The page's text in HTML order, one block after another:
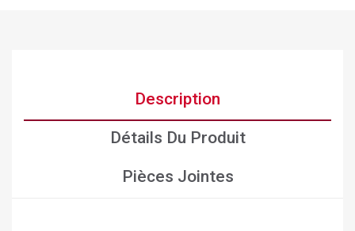
Description
Détails Du Produit
Pièces Jointes